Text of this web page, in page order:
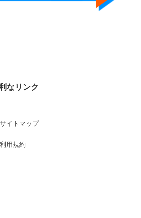
なリンク
サイトマップ
利用規約